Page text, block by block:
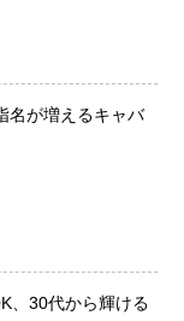
名が増えるキャバ
、30代から輝ける